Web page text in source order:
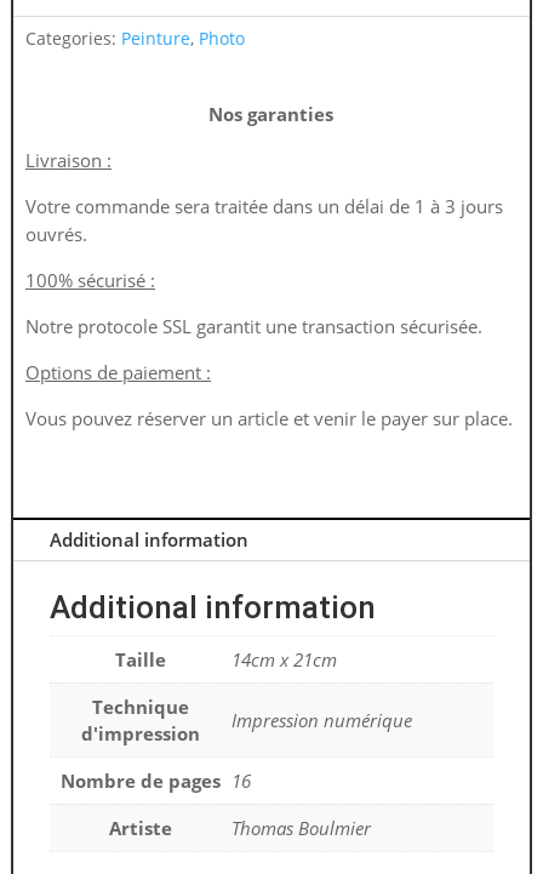
Categories: Peinture, Photo
Nos garanties
Livraison :
Votre commande sera traitée dans un délai de 1 à 3 jours
ouvrés.
100% sécurisé :
Notre protocole SSL garantit une transaction sécurisée.
Options de paiement :
Vous pouvez réserver un article et venir le payer sur place.
Additional information
Additional information
Taille
14cm x 21cm
Technique
d'impression
Impression numérique
Nombre de pages 16
Artiste
Thomas Boulmier